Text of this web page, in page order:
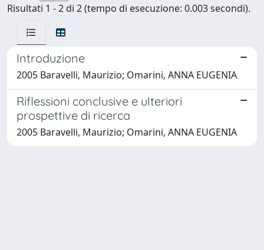
Risultati 1 - 2 di 2 (tempo di esecuzione: 0.003 secondi).
Introduzione
2005 Baravelli, Maurizio; Omarini, ANNA EUGENIA
Riflessioni conclusive e ulteriori
prospettive di ricerca
2005 Baravelli, Maurizio; Omarini, ANNA EUGENIA